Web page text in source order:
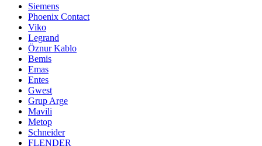
Siemens
Phoenix Contact
Viko
Legrand
Öznur Kablo
Bemis
Emas
Entes
Gwest
Grup Arge
Mavili
Metop
Schneider
FLENDER